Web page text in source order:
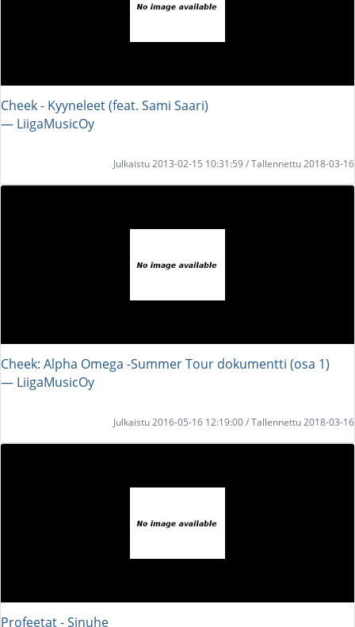
Cheek - Kyyneleet (feat. Sami Saari)
― LiigaMusicOy
Julkaistu 2013-02-15 10:31:59 / Tallennettu 2018-03-16
Cheek: Alpha Omega -Summer Tour dokumentti (osa 1)
― LiigaMusicOy
Julkaistu 2016-05-16 12:19:00 / Tallennettu 2018-03-16
Profeetat - Sinuhe